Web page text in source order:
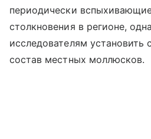
периодически
столкновения в регионе,
исследователям
состав местных моллюсков.